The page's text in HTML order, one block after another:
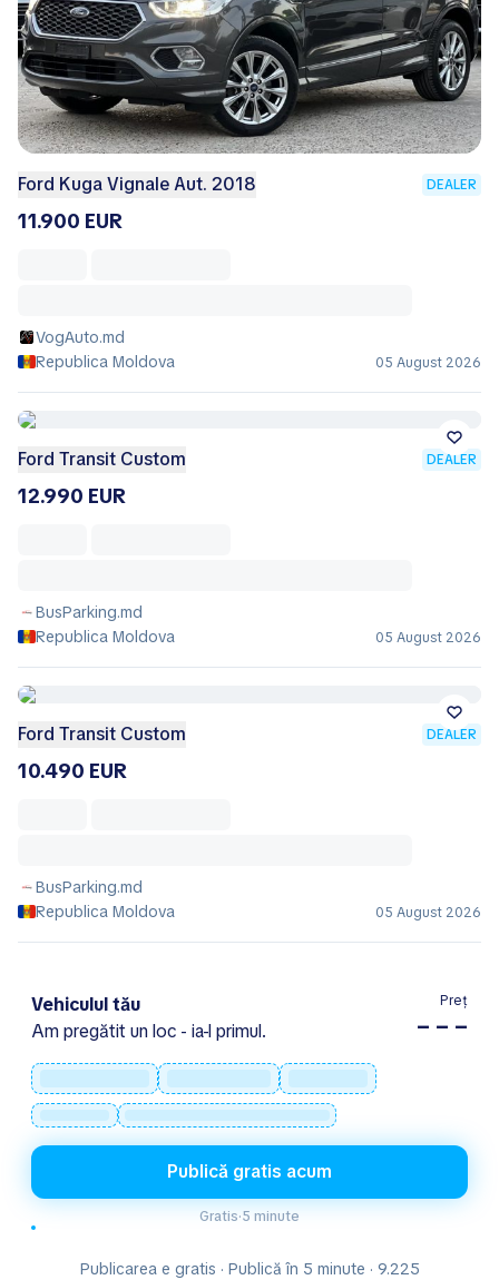
Ford Kuga Vignale Aut. 2018 DEALER
11.900 EUR
VogAuto.md
Republica Moldova
05 August 2026
Ford Transit Custom DEALER
12.990 EUR
BusParking.md
Republica Moldova
05 August 2026
Ford Transit Custom DEALER
10.490 EUR
BusParking.md
Republica Moldova
05 August 2026
Vehiculul tău
Am pregătit un loc - ia-l primul.
Preț
– – –
Publică gratis acum
Gratis·5 minute
Publicarea e gratis · Publică în 5 minute · 9.225